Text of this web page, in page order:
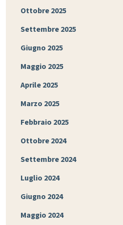
Ottobre 2025
Settembre 2025
Giugno 2025
Maggio 2025
Aprile 2025
Marzo 2025
Febbraio 2025
Ottobre 2024
Settembre 2024
Luglio 2024
Giugno 2024
Maggio 2024